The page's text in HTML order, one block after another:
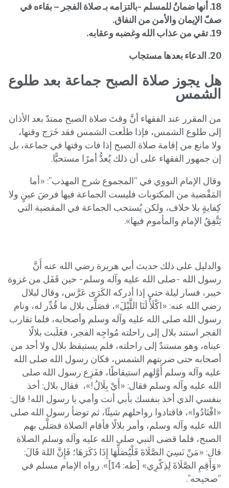
18. أنها ضمانُ للمسلم -بالتزامه بـ صلاة الفجر – بقاءه في
صفّ الإيمان والأمن من النفاق.
19. تقي من عذاب الله وغضبه وعقابه.
20. الدعاء بعدها مستجاب
هل يجوز صلاة الصبح جماعة بعد طلوع
الشمس
من المقرر عند الفقهاء أنَّ وقتَ صلاة الصبح ممتدّ بعد الأذان
إلى طلوع الشمس، فإذا طلَعت الشمس فقد خَرَج وقتها،
ولا مانع من إقامة صلاة الصبح إذا فات وقتها في جماعة، بل
إن جمهور الفقهاء على أن ذلك يُعدُّ أمرًا مستحبًّا.
وقال الإمام النووي في “المجموع شرح المهذب”: «أما
المَقْضية من المكتوبات فليست الجماعة فيها فرضَ عينٍ ولا
كِفايةٍ بلا خلاف، ولكن يُستحب الجماعة في المقضية التي
يَتَّفِقُ الإمام والمأموم فيها».
والدليل على ذلك حديث أبي هريرة رضي الله عنه أَنَّ
رسول الله -صلى الله عليه وآله وسلم- حين قَفَل من غزوة
خيبر، فسار ليلة حتى إذا أدركه الكَرَى عَرَّس، وقال لبلال
رضي الله عنه: «اكْلَأْ لَنَا اللَّيْلَ»، فصَلَّى بلال ما قُدِّر له، ونام
رسول الله صلى الله عليه وآله وسلم وأصحابه، فلما تقارب
الفجر استند بلال إلى راحلته مُواجِه الفجر، فغَلَبت بلالًا
عيناه، وهو مستندٌ إلى راحلته، فلم يستيقظ بلال ولا أحد من
أصحابه حتى ضربتهم الشمس، فكان رسول الله صلى الله
عليه وآله وسلم أَوَّلهم استيقاظًا، ففَزِع رسول الله صلى
الله عليه وآله وسلم فقال: «أَيْ بِلَالُ!»، فقال بلال: أخذ
بنفسي الذي أخذ بنفسك بأبي أنت وأمي يا رسول الله! قال:
«اقْتَادُوا»، فاقتادوا رواحلهم شيئًا، ثم توضأ رسول الله صلى
الله عليه وآله وسلم، وأمر بلالًا فأقام الصلاة فصَلَّى بهم
الصبح، فلما قضى النبي صلى الله عليه وآله وسلم الصلاة
قال: «مَنْ نَسِيَ الصَّلَاةَ فَلْيُصَلِّهَا إِذَا ذَكَرَهَا؛ فَإِنَّ اللهَ قَالَ:
«وَأَقِمِ الصَّلَاةَ لِذِكْرِي» [طه: 14]». رواه الإمام مسلم في
“صحيحه”.